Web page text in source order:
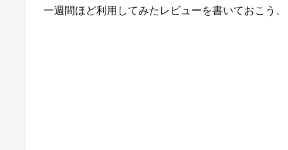
一週間ほど利用してみたレビューを書いておこう。